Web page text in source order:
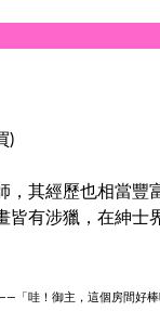
)
，其經歷也相當豐
皆有涉獵，在紳士
「哇！御主，這個房間好